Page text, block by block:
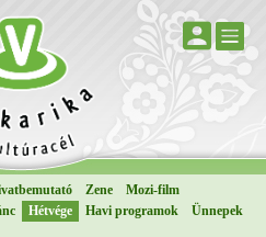
Zene
Mozi-film
Hétvége Havi programok
Ünnepek